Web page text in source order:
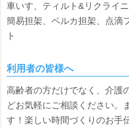
車いす、ティルト&リクライ
簡易担架、ベルカ担架、点滴
ト
利用者の皆様へ
高齢者の方だけでなく、介護
どお気軽にご相談ください。
す！楽しい時間づくりのお手